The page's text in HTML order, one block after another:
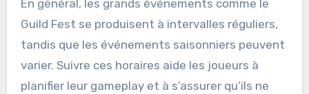
En général, les grands événements comme le
Guild Fest se produisent à intervalles réguliers,
tandis que les événements saisonniers peuvent
varier. Suivre ces horaires aide les joueurs à
planifier leur gameplay et à s’assurer qu’ils ne